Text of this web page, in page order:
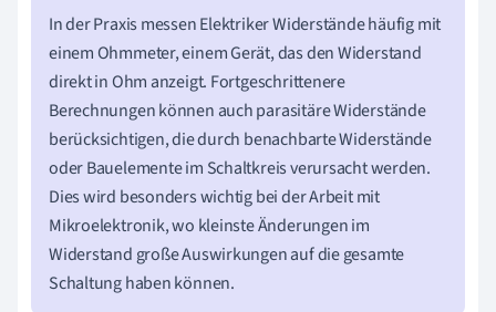
In der Praxis messen Elektriker Widerstände häufig mit
einem Ohmmeter, einem Gerät, das den Widerstand
direkt in Ohm anzeigt. Fortgeschrittenere
Berechnungen können auch parasitäre Widerstände
berücksichtigen, die durch benachbarte Widerstände
oder Bauelemente im Schaltkreis verursacht werden.
Dies wird besonders wichtig bei der Arbeit mit
Mikroelektronik, wo kleinste Änderungen im
Widerstand große Auswirkungen auf die gesamte
Schaltung haben können.